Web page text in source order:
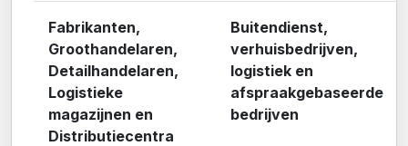
Fabrikanten,
Groothandelaren,
Detailhandelaren,
Logistieke
magazijnen en
Distributiecentra
Buitendienst,
verhuisbedrijven,
logistiek en
afspraakgebaseerde
bedrijven